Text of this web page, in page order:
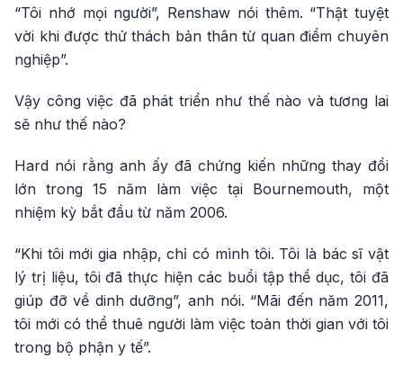
“Tôi nhớ mọi người”, Renshaw nói thêm. “Thật tuyệt
vời khi được thử thách bản thân từ quan điểm chuyên
nghiệp”.
Vậy công việc đã phát triển như thế nào và tương lai
sẽ như thế nào?
Hard nói rằng anh ấy đã chứng kiến những thay đổi
lớn trong 15 năm làm việc tại Bournemouth, một
nhiệm kỳ bắt đầu từ năm 2006.
“Khi tôi mới gia nhập, chỉ có mình tôi. Tôi là bác sĩ vật
lý trị liệu, tôi đã thực hiện các buổi tập thể dục, tôi đã
giúp đỡ về dinh dưỡng”, anh nói. “Mãi đến năm 2011,
tôi mới có thể thuê người làm việc toàn thời gian với tôi
trong bộ phận y tế”.